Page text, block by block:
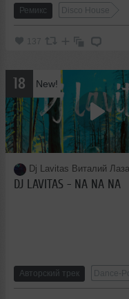
Ремикс Disco House
137
18 New!
Dj Lavitas Виталий
DJ LAVITAS - NA NA NA
Авторский трек Dance-